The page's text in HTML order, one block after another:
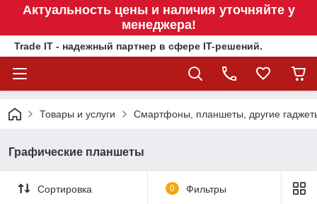
Актуальность цены и наличия уточняйте у
менеджера!
Trade IT - надежный партнер в сфере IT-решений.
Товары и услуги Смартфоны, планшеты, другие
Графические планшеты
Сортировка 0 Фильтры